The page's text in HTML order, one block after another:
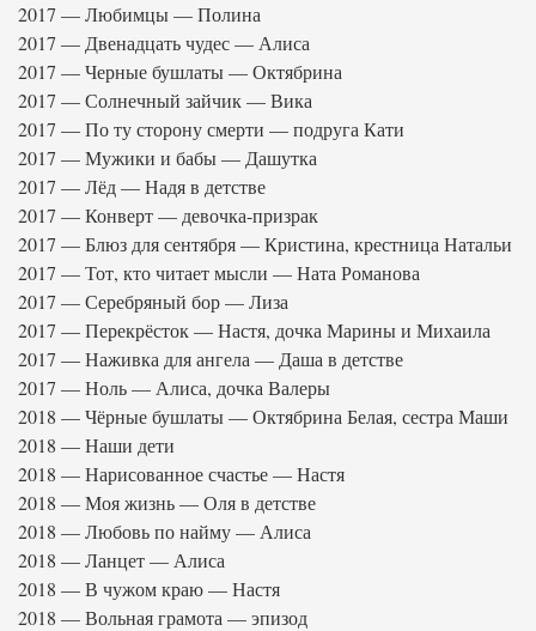
2017 — Любимцы — Полина
2017 — Двенадцать чудес — Алиса
2017 — Черные бушлаты — Октябрина
2017 — Солнечный зайчик — Вика
2017 — По ту сторону смерти — подруга Кати
2017 — Мужики и бабы — Дашутка
2017 — Лёд — Надя в детстве
2017 — Конверт — девочка-призрак
2017 — Блюз для сентября — Кристина, крестница Натальи
2017 — Тот, кто читает мысли — Ната Романова
2017 — Серебряный бор — Лиза
2017 — Перекрёсток — Настя, дочка Марины и Михаила
2017 — Наживка для ангела — Даша в детстве
2017 — Ноль — Алиса, дочка Валеры
2018 — Чёрные бушлаты — Октябрина Белая, сестра Маши
2018 — Наши дети
2018 — Нарисованное счастье — Настя
2018 — Моя жизнь — Оля в детстве
2018 — Любовь по найму — Алиса
2018 — Ланцет — Алиса
2018 — В чужом краю — Настя
2018 — Вольная грамота — эпизод